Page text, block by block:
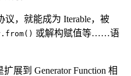
，就能成为 Iterable，被
或解构赋值等……语
展到 Generator Function 相